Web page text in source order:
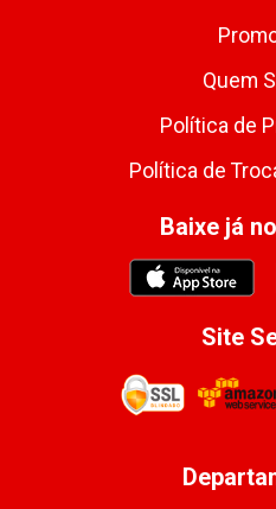
Quem
Política de
Política de
Baixe já
Site